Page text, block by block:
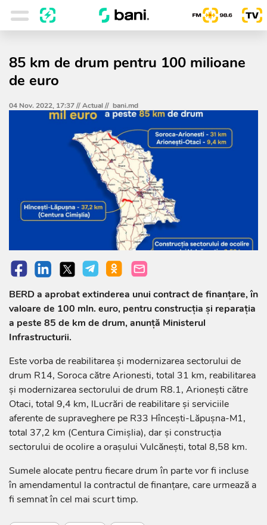
85 km de drum pentru 100 milioane
de euro
04 Nov. 2022, 17:37 //Actual// bani.md
BERD a aprobat extinderea unui contract de finanțare, în
valoare de 100 mln. euro, pentru construcția și reparația
a peste 85 de km de drum, anunță Ministerul
Infrastructurii.
Este vorba de reabilitarea și modernizarea sectorului de
drum R14, Soroca către Arionesti, total 31 km, reabilitarea
și modernizarea sectorului de drum R8.1, Arionești către
Otaci, total 9,4 km, lLucrări de reabilitare și serviciile
aferente de supraveghere pe R33 Hîncești-Lăpușna-M1,
total 37,2 km (Centura Cimișlia), dar și construcția
sectorului de ocolire a orașului Vulcănești, total 8,58 km.
Sumele alocate pentru fiecare drum în parte vor fi incluse
în amendamentul la contractul de finanțare, care urmează a
fi semnat în cel mai scurt timp.